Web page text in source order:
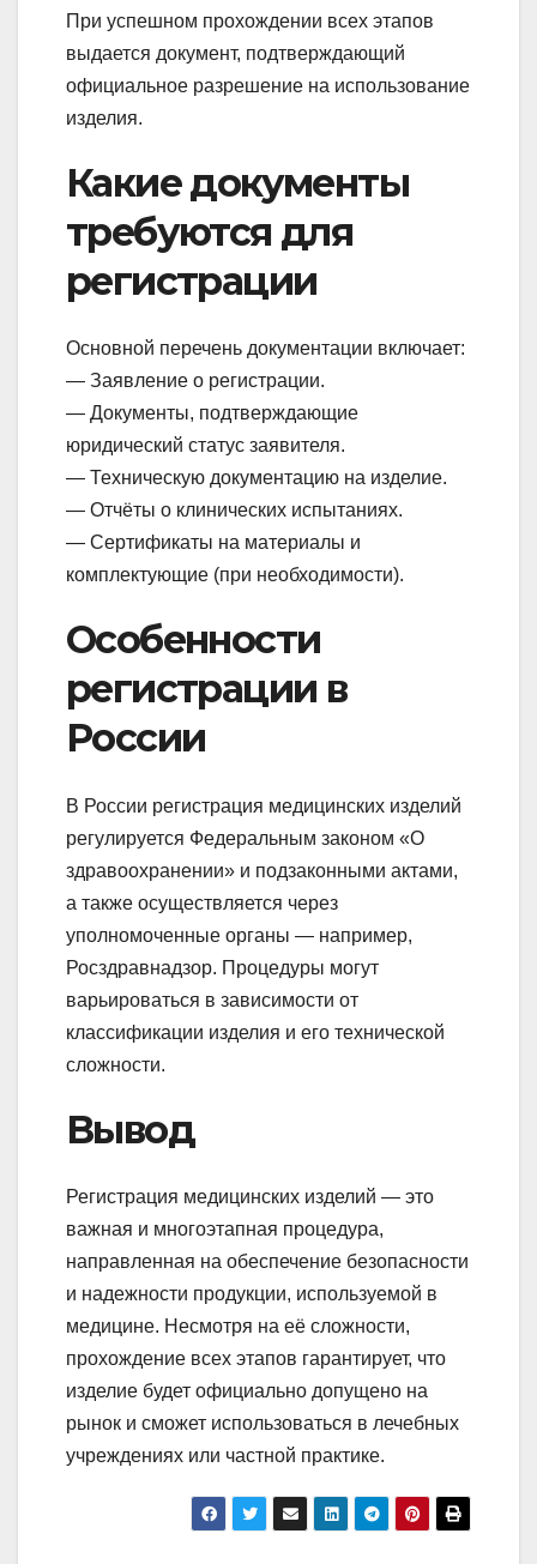
При успешном прохождении всех этапов
выдается документ, подтверждающий
официальное разрешение на использование
изделия.
Какие документы
требуются для
регистрации
Основной перечень документации включает:
— Заявление о регистрации.
— Документы, подтверждающие
юридический статус заявителя.
— Техническую документацию на изделие.
— Отчёты о клинических испытаниях.
— Сертификаты на материалы и
комплектующие (при необходимости).
Особенности
регистрации в
России
В России регистрация медицинских изделий
регулируется Федеральным законом «О
здравоохранении» и подзаконными актами,
а также осуществляется через
уполномоченные органы — например,
Росздравнадзор. Процедуры могут
варьироваться в зависимости от
классификации изделия и его технической
сложности.
Вывод
Регистрация медицинских изделий — это
важная и многоэтапная процедура,
направленная на обеспечение безопасности
и надежности продукции, используемой в
медицине. Несмотря на её сложности,
прохождение всех этапов гарантирует, что
изделие будет официально допущено на
рынок и сможет использоваться в лечебных
учреждениях или частной практике.